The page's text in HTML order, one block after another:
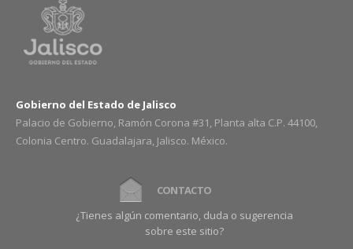
Gobierno del Estado de Jalisco
Palacio de Gobierno, Ramón Corona #31, Planta alta C.P. 44100,
Colonia Centro. Guadalajara, Jalisco. México.
CONTACTO
¿Tienes algún comentario, duda o sugerencia
sobre este sitio?